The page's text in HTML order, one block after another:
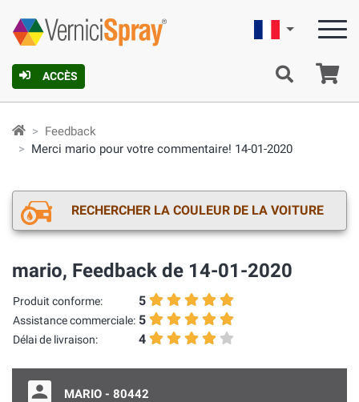
ACCÈS
Française
Feedback
Merci mario pour votre commentaire! 14-01-2020
RECHERCHER LA COULEUR DE LA VOITURE
mario, Feedback de 14-01-2020
Produit conforme:
Assistance commerciale:
Délai de livraison:
5
5
4
MARIO - 80442